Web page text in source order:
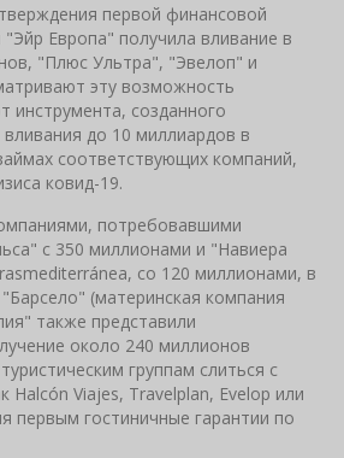
первой финансовой
Европа" получила вливание в
"Плюс Ультра", "Эвелоп" и
эту возможность
инструмента, созданного
до 10 миллиардов в
соответствующих компаний,
ковид-19.
потребовавшими
с 350 миллионами и "Навиера
со 120 миллионами, в
(материнская компания
также представили
около 240 миллионов
группам слиться с
Halcón Viajes, Travelplan, Evelop или
первым гостиничные гарантии по